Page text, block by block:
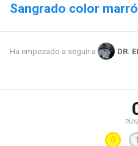
Sangrado color
Ha empezado a seguir a DR.
0 1